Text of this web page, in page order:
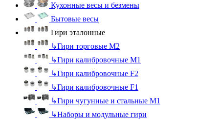
Кухонные весы и безмены
Бытовые весы
Гири эталонные
↳Гири торговые М2
↳Гири калибровочные М1
↳Гири калибровочные F2
↳Гири калибровочные F1
↳Гири чугунные и стальные М1
↳Наборы и модульные гири